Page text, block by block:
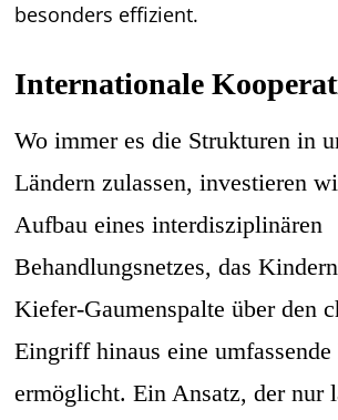
besonders effizient.
Internationale
Wo immer es die Strukturen in
Ländern zulassen, investieren
Aufbau eines interdisziplinären
Behandlungsnetzes, das
Kiefer-Gaumenspalte über den
Eingriff hinaus eine
ermöglicht. Ein Ansatz, der nur